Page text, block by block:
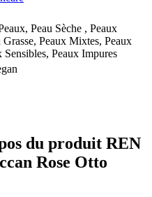
Peau Sèche , Peaux
Grasse, Peaux Mixtes, Peaux
Sensibles, Peaux Impures
du produit REN
Rose Otto